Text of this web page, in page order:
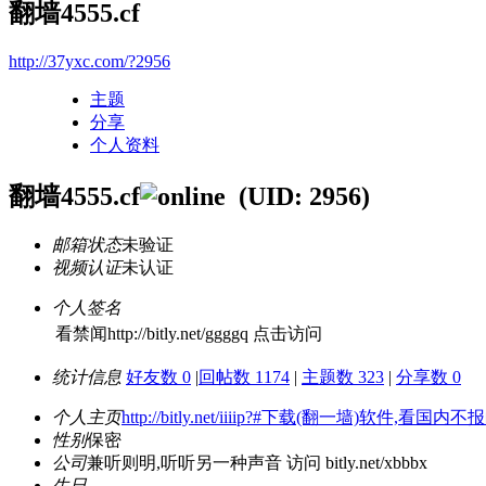
翻墙4555.cf
http://37yxc.com/?2956
主题
分享
个人资料
翻墙4555.cf (UID: 2956)
邮箱状态未验证
视频认证未认证
个人签名
看禁闻http://bitly.net/ggggq 点击访问
统计信息 好友数 0 |回帖数 1174 | 主题数 323 | 分享数 0
个人主页http://bitly.net/iiiip?#下载(翻一墙)软件,看国内不
性别保密
公司兼听则明,听听另一种声音 访问 bitly.net/xbbbx